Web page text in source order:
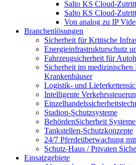
Salto KS Cloud-
Salto KS Cloud-
Von analog zu IP
Branchenlösungen
Sicherheit für Kritische
Energieinfrastrukturschutz
Fahrzeugsicherheit für
Sicherheit im medizinischen
Krankenhäuser
Logistik- und
Intelligente
Stadion-Schutzsysteme
BehördenSicherheit
Tankstellen-Schutzkonzepte​
24/7 Pferdeüberwachung
Schutz-Haus / Privaten
Einsatzgebiete